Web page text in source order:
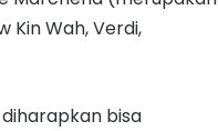
Kin Wah, Verdi,
bisa